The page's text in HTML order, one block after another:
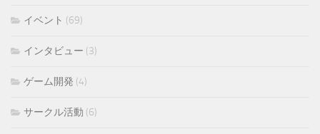
イベント (69)
インタビュー (3)
ゲーム開発 (4)
サークル活動 (6)